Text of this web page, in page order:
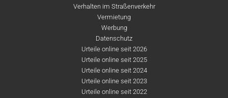
Verhalten im Straßenverkehr
Vermietung
Werbung
Datenschutz
Urteile online seit 2026
Urteile online seit 2025
Urteile online seit 2024
Urteile online seit 2023
Urteile online seit 2022